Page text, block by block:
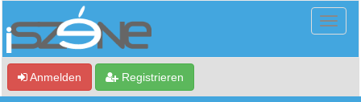
Anmelden Registrieren